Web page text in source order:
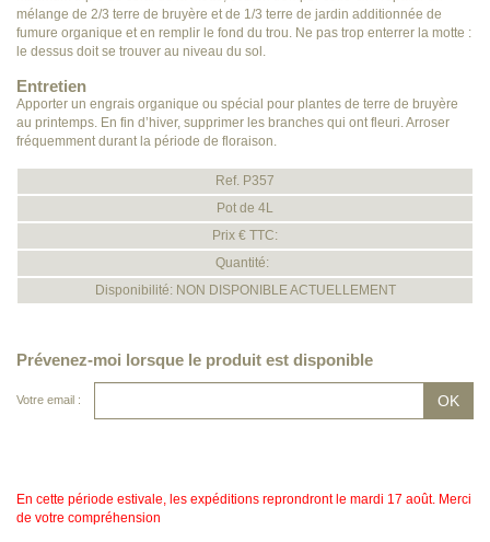
mélange de 2/3 terre de bruyère et de 1/3 terre de jardin additionnée de
fumure organique et en remplir le fond du trou. Ne pas trop enterrer la motte :
le dessus doit se trouver au niveau du sol.
Entretien
Apporter un engrais organique ou spécial pour plantes de terre de bruyère
au printemps. En fin d’hiver, supprimer les branches qui ont fleuri. Arroser
fréquemment durant la période de floraison.
Ref. P357
Pot de 4L
Prix € TTC:
Quantité:
Disponibilité: NON DISPONIBLE ACTUELLEMENT
Prévenez-moi lorsque le produit est disponible
Votre email :
En cette période estivale, les expéditions reprondront le mardi 17 août. Merci
de votre compréhension